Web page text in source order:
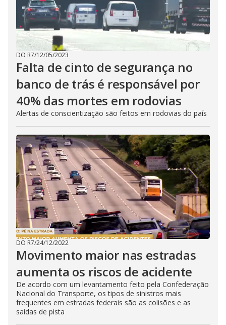
DO R7/12/05/2023
Falta de cinto de segurança no
banco de trás é responsável por
40% das mortes em rodovias
Alertas de conscientização são feitos em rodovias do país
DO R7/24/12/2022
Movimento maior nas estradas
aumenta os riscos de acidente
De acordo com um levantamento feito pela Confederação
Nacional do Transporte, os tipos de sinistros mais
frequentes em estradas federais são as colisões e as
saídas de pista